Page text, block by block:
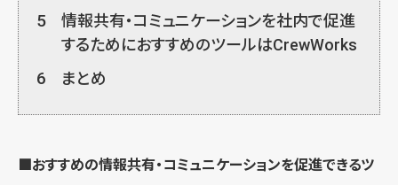
5
情報共有・コミュニケーションを社内で促進
するためにおすすめのツールはCrewWorks
6 まとめ
■おすすめの情報共有・コミュニケーションを促進できるツ